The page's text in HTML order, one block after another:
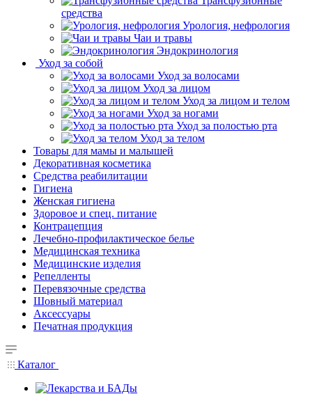
средства
Урология, нефрология
Чаи и травы
Эндокринология
Уход за собой
Уход за волосами
Уход за лицом
Уход за лицом и телом
Уход за ногами
Уход за полостью рта
Уход за телом
Товары для мамы и малышей
Декоративная косметика
Средства реабилитации
Гигиена
Женская гигиена
Здоровое и спец. питание
Контрацепция
Лечебно-профилактическое белье
Медицинская техника
Медицинские изделия
Репелленты
Перевязочные средства
Шовный материал
Аксессуары
Печатная продукция
Каталог